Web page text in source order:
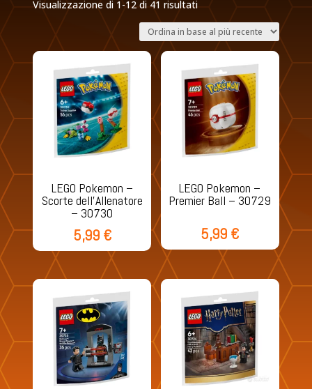
Visualizzazione di 1-12 di 41 risultatiOrdina
in
base
al
più
recente
LEGO Pokemon –
Scorte dell’Allenatore
– 30730
5,99 €
LEGO Pokemon –
Premier Ball – 30729
5,99 €